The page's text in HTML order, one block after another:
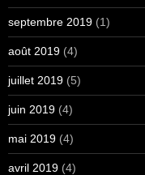
septembre 2019 (1)
août 2019 (4)
juillet 2019 (5)
juin 2019 (4)
mai 2019 (4)
avril 2019 (4)